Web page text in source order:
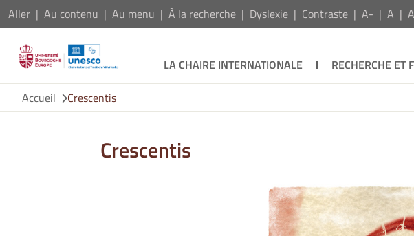
Aller Au contenu Au menu À la recherche Dyslexie Contraste A- A
LA CHAIRE INTERNATIONALE RECHERCHE ET
Accueil
Crescentis
Crescentis